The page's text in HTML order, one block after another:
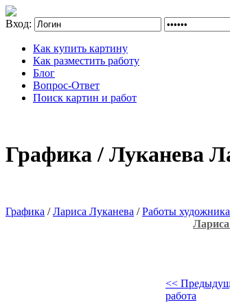
Вход:
Как купить картину
Как разместить работу
Блог
Вопрос-Ответ
Поиск картин и работ
Графика / Луканева
Графика /Лариса Луканева /Работы художника
<<
работа